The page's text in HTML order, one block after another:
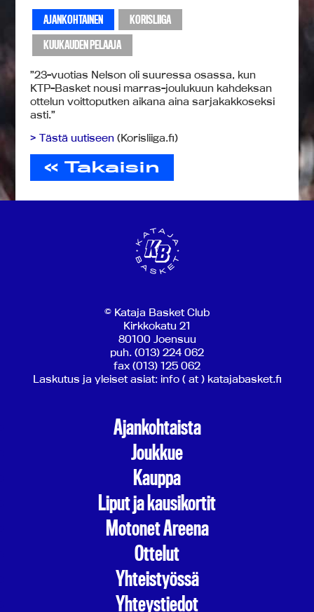
AJANKOHTAINEN
KORISLIIGA
KUUKAUDEN PELAAJA
”23-vuotias Nelson oli suuressa osassa, kun
KTP-Basket nousi marras-joulukuun kahdeksan
ottelun voittoputken aikana aina sarjakakkoseksi
asti.”
> Tästä uutiseen (Korisliiga.fi)
« Takaisin
© Kataja Basket Club
Kirkkokatu 21
80100 Joensuu
puh. (013) 224 062
fax (013) 125 062
Laskutus ja yleiset asiat: info ( at ) katajabasket.fi
Ajankohtaista
Joukkue
Kauppa
Liput ja kausikortit
Motonet Areena
Ottelut
Yhteistyössä
Yhteystiedot